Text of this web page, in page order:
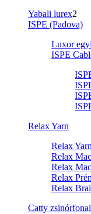
Yabali lurex2
ISPE (Padova)
Luxor
ISPE
Relax Yarn
Relax
Relax
Relax
Relax
Relax
Catty